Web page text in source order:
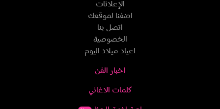
الإعلانات
اضفنا لموقعك
اتصل بنا
الخصوصية
اعياد ميلاد اليوم
اخبار الفن
كلمات الاغاني